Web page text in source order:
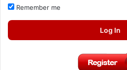
Remember me
Log In